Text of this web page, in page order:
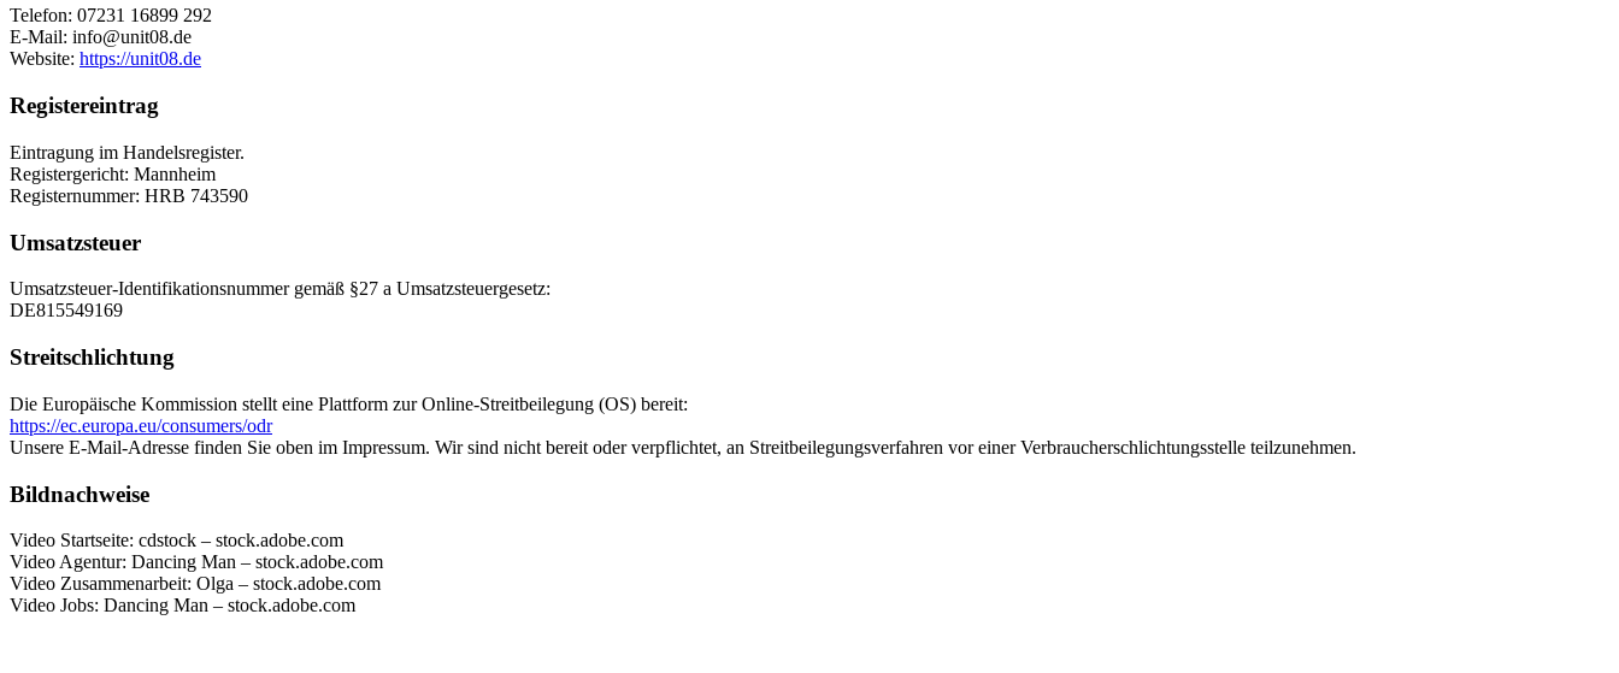
Telefon: 07231 16899 292
E-Mail: info@unit08.de
Website: https://unit08.de
Registereintrag
Eintragung im Handelsregister.
Registergericht: Mannheim
Registernummer: HRB 743590
Umsatzsteuer
Umsatzsteuer-Identifikationsnummer gemäß §27 a Umsatzsteuergesetz:
DE815549169
Streitschlichtung
Die Europäische Kommission stellt eine Plattform zur Online-Streitbeilegung (OS) bereit:
https://ec.europa.eu/consumers/odr
Unsere E-Mail-Adresse finden Sie oben im Impressum. Wir sind nicht bereit oder verpflichtet, an Streitbeilegungsverfahren vor einer Verbraucherschlichtungsstelle teilzunehmen.
Bildnachweise
Video Startseite: cdstock – stock.adobe.com
Video Agentur: Dancing Man – stock.adobe.com
Video Zusammenarbeit: Olga – stock.adobe.com
Video Jobs: Dancing Man – stock.adobe.com